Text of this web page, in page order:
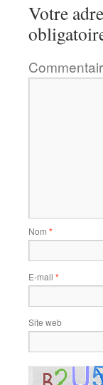
Votre
Nom *
E-mail *
Site web